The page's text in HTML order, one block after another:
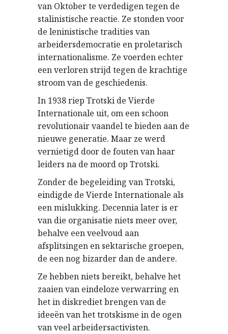
van Oktober te verdedigen tegen de
stalinistische reactie. Ze stonden voor
de leninistische tradities van
arbeidersdemocratie en proletarisch
internationalisme. Ze voerden echter
een verloren strijd tegen de krachtige
stroom van de geschiedenis.
In 1938 riep Trotski de Vierde
Internationale uit, om een schoon
revolutionair vaandel te bieden aan de
nieuwe generatie. Maar ze werd
vernietigd door de fouten van haar
leiders na de moord op Trotski.
Zonder de begeleiding van Trotski,
eindigde de Vierde Internationale als
een mislukking. Decennia later is er
van die organisatie niets meer over,
behalve een veelvoud aan
afsplitsingen en sektarische groepen,
de een nog bizarder dan de andere.
Ze hebben niets bereikt, behalve het
zaaien van eindeloze verwarring en
het in diskrediet brengen van de
ideeën van het trotskisme in de ogen
van veel arbeidersactivisten.